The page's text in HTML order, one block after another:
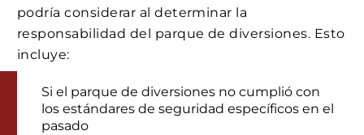
podría considerar al determinar la
responsabilidad del parque de diversiones. Esto
incluye:
Si el parque de diversiones no cumplió con
los estándares de seguridad específicos en el
pasado